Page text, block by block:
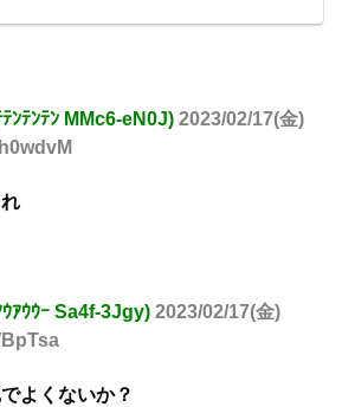
ﾝﾃﾝﾃﾝ MMc6-eN0J) 2023/02/17(金)
ｱｳｳｰ Sa4f-3Jgy) 2023/02/17(金)
よくないか？